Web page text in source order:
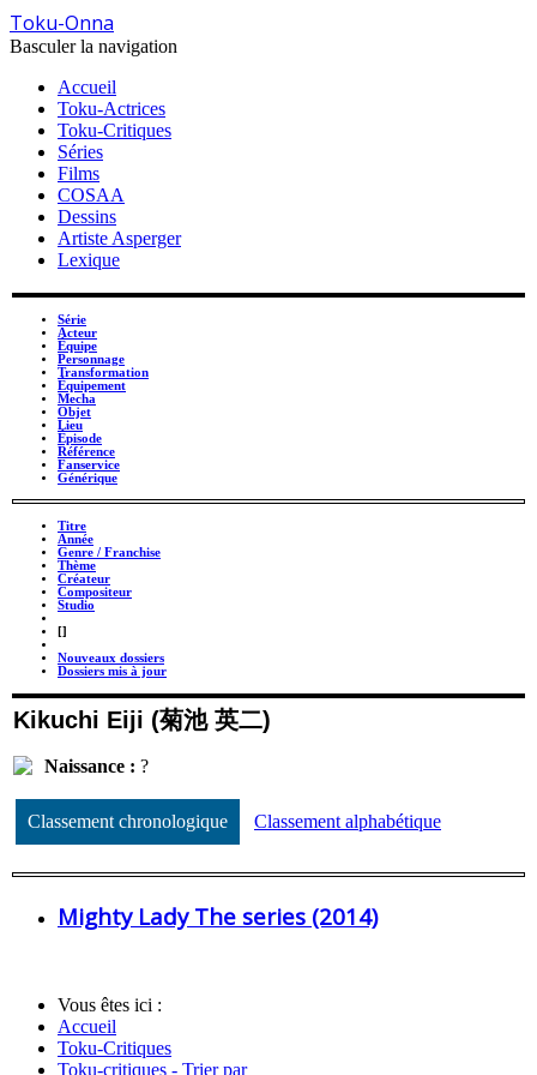
Toku-Onna
Basculer la navigation
Accueil
Toku-Actrices
Toku-Critiques
Séries
Films
COSAA
Dessins
Artiste Asperger
Lexique
Série
Acteur
Équipe
Personnage
Transformation
Équipement
Mecha
Objet
Lieu
Épisode
Référence
Fanservice
Générique
Titre
Année
Genre / Franchise
Thème
Créateur
Compositeur
Studio
[]
Nouveaux dossiers
Dossiers mis à jour
Kikuchi Eiji (菊池 英二)
Naissance : ?
Classement chronologique Classement alphabétique
Mighty Lady The series (2014)
Vous êtes ici :
Accueil
Toku-Critiques
Toku-critiques - Trier par